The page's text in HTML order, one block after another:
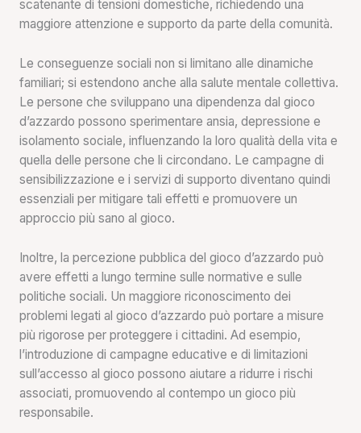
scatenante di tensioni domestiche, richiedendo una
maggiore attenzione e supporto da parte della comunità.
Le conseguenze sociali non si limitano alle dinamiche
familiari; si estendono anche alla salute mentale collettiva.
Le persone che sviluppano una dipendenza dal gioco
d’azzardo possono sperimentare ansia, depressione e
isolamento sociale, influenzando la loro qualità della vita e
quella delle persone che li circondano. Le campagne di
sensibilizzazione e i servizi di supporto diventano quindi
essenziali per mitigare tali effetti e promuovere un
approccio più sano al gioco.
Inoltre, la percezione pubblica del gioco d’azzardo può
avere effetti a lungo termine sulle normative e sulle
politiche sociali. Un maggiore riconoscimento dei
problemi legati al gioco d’azzardo può portare a misure
più rigorose per proteggere i cittadini. Ad esempio,
l’introduzione di campagne educative e di limitazioni
sull’accesso al gioco possono aiutare a ridurre i rischi
associati, promuovendo al contempo un gioco più
responsabile.